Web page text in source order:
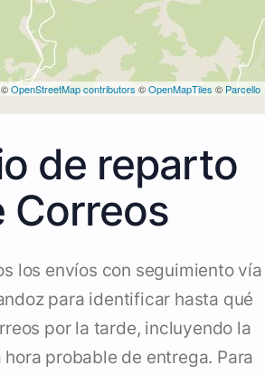
©OpenStreetMap contributors ©OpenMapTiles © Parcello
de reparto
Correos
los envíos con seguimiento vía
para identificar hasta qué
por la tarde, incluyendo la
probable de entrega. Para